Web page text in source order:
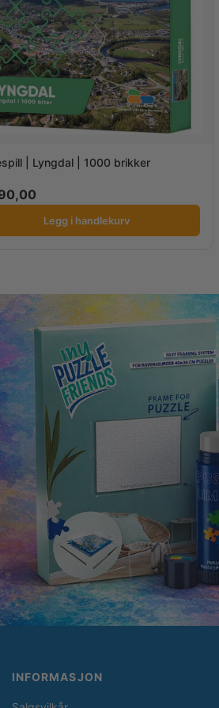
| Lyngdal | 1000 brikker
Legg i handlekurv
INFORMASJON